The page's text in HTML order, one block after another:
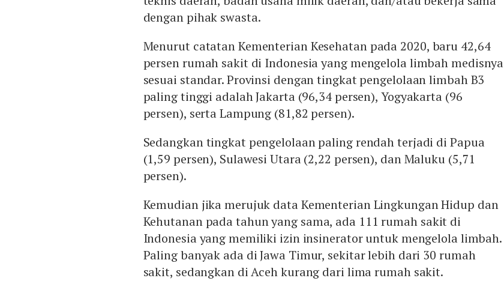
dengan pihak swasta.
Menurut catatan Kementerian Kesehatan pada 2020, baru 42,64
persen rumah sakit di Indonesia yang mengelola limbah medisnya
sesuai standar. Provinsi dengan tingkat pengelolaan limbah B3
paling tinggi adalah Jakarta (96,34 persen), Yogyakarta (96
persen), serta Lampung (81,82 persen).
Sedangkan tingkat pengelolaan paling rendah terjadi di Papua
(1,59 persen), Sulawesi Utara (2,22 persen), dan Maluku (5,71
persen).
Kemudian jika merujuk data Kementerian Lingkungan Hidup dan
Kehutanan pada tahun yang sama, ada 111 rumah sakit di
Indonesia yang memiliki izin insinerator untuk mengelola limbah.
Paling banyak ada di Jawa Timur, sekitar lebih dari 30 rumah
sakit, sedangkan di Aceh kurang dari lima rumah sakit.